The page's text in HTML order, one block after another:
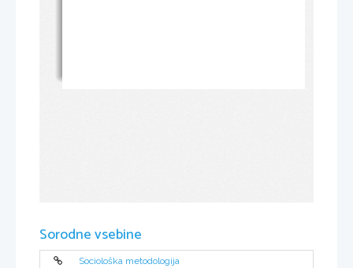
Sorodne vsebine
Sociološka metodologija